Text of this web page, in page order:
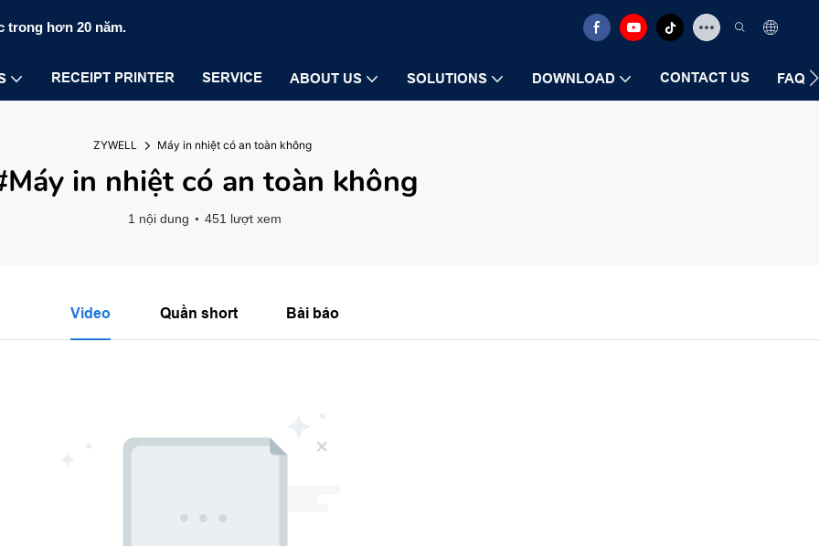
trong hơn 20 năm.
RECEIPT PRINTER SERVICE ABOUT US SOLUTIONS DOWNLOAD CONTACT US FAQ
ZYWELL Máy in nhiệt có an toàn không
in nhiệt có an toàn không
1 nội dung 451 lượt xem
Video Quần short Bài báo